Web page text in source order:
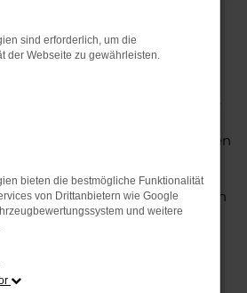
Gewissens ein Fahrzeug
ist unsere Erfahrung
im Automobilgeschäft. Wir
und versprechen Ihnen, dass
Fahrzeug steigen.
einmal eine große Rolle, ob Sie
Gebrauchtwagen oder
oder gleich einen Neuwagen
wählen. Bei Steinböhmer
gesamten Bandbreite und
wahlweise als Kleinwagen, in
auch als SUV, um nur einige
zu nennen.
sind erforderlich, um die
der Webseite zu gewährleisten.
bieten die bestmögliche Funktionalität
von Drittanbietern wie Google
und weitere